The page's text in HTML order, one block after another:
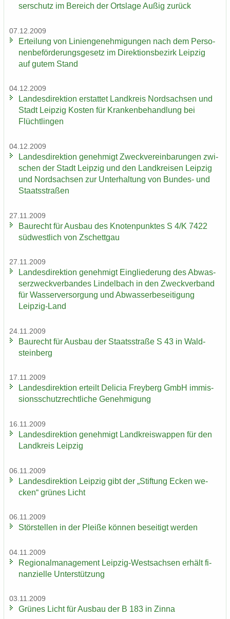
ser­schutz im Be­reich der Orts­la­ge Außig zu­rück
07.12.2009
Er­tei­lung von Li­ni­en­ge­neh­mi­gun­gen nach dem Per­so­
nen­be­för­de­rungs­ge­setz im Di­rek­ti­ons­be­zirk Leip­zig
auf gutem Stand
04.12.2009
Lan­des­di­rek­ti­on er­stat­tet Land­kreis Nord­sach­sen und
Stadt Leip­zig Kos­ten für Kran­ken­be­hand­lung bei
Flücht­lin­gen
04.12.2009
Lan­des­di­rek­ti­on ge­neh­migt Zweck­ver­ein­ba­run­gen zwi­
schen der Stadt Leip­zig und den Land­krei­sen Leip­zig
und Nord­sach­sen zur Un­ter­hal­tung von Bundes-​ und
Staats­stra­ßen
27.11.2009
Bau­recht für Aus­bau des Kno­ten­punk­tes S 4/K 7422
süd­west­lich von Zschett­gau
27.11.2009
Lan­des­di­rek­ti­on ge­neh­migt Ein­glie­de­rung des Ab­was­
ser­zweck­ver­ban­des Lindel­bach in den Zweck­ver­band
für Was­ser­ver­sor­gung und Ab­was­ser­be­sei­ti­gung
Leipzig-​Land
24.11.2009
Bau­recht für Aus­bau der Staats­stra­ße S 43 in Wald­
stein­berg
17.11.2009
Lan­des­di­rek­ti­on er­teilt De­li­cia Frey­berg GmbH im­mis­
si­ons­schutz­recht­li­che Ge­neh­mi­gung
16.11.2009
Lan­des­di­rek­ti­on ge­neh­migt Land­kreis­wap­pen für den
Land­kreis Leip­zig
06.11.2009
Lan­des­di­rek­ti­on Leip­zig gibt der „Stif­tung Ecken we­
cken“ grü­nes Licht
06.11.2009
Stör­stel­len in der Plei­ße kön­nen be­sei­tigt wer­den
04.11.2009
Re­gio­nal­ma­nage­ment Leipzig-​Westsachsen er­hält fi­
nan­zi­el­le Un­ter­stüt­zung
03.11.2009
Grü­nes Licht für Aus­bau der B 183 in Zinna